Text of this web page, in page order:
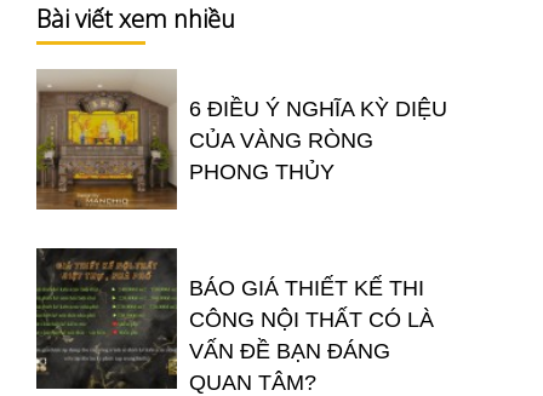
Bài viết xem nhiều
6 ĐIỀU Ý NGHĨA KỲ DIỆU
CỦA VÀNG RÒNG
PHONG THỦY
BÁO GIÁ THIẾT KẾ THI
CÔNG NỘI THẤT CÓ LÀ
VẤN ĐỀ BẠN ĐÁNG
QUAN TÂM?